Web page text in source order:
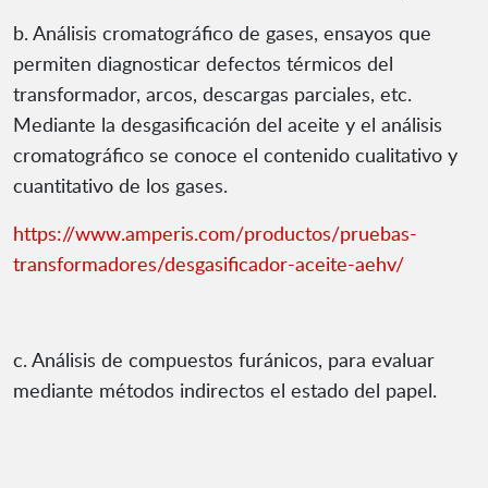
b. Análisis cromatográfico de gases, ensayos que
permiten diagnosticar defectos térmicos del
transformador, arcos, descargas parciales, etc.
Mediante la desgasificación del aceite y el análisis
cromatográfico se conoce el contenido cualitativo y
cuantitativo de los gases.
https://www.amperis.com/productos/pruebas-
transformadores/desgasificador-aceite-aehv/
c. Análisis de compuestos furánicos, para evaluar
mediante métodos indirectos el estado del papel.